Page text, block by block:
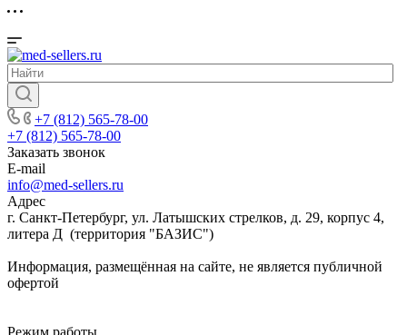
+7 (812) 565-78-00
+7 (812) 565-78-00
Заказать звонок
E-mail
info@med-sellers.ru
Адрес
г. Санкт-Петербург, ул. Латышских стрелков, д. 29, корпус 4,
литера Д (территория "БАЗИС")
Информация, размещённая на сайте, не является публичной
офертой
Режим работы